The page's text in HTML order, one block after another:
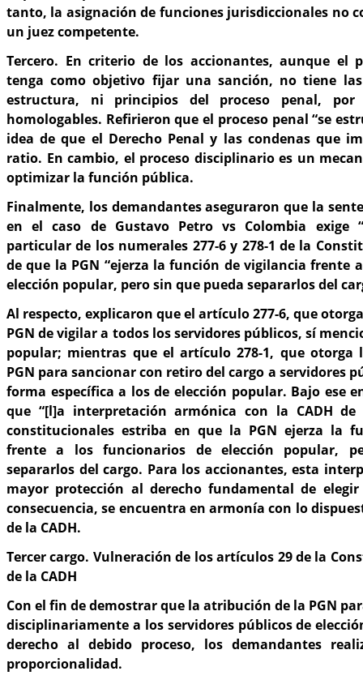
tanto, la asignación de funciones jurisdiccionales no
un juez competente.
Tercero. En criterio de los accionantes, aunque el
tenga como objetivo fijar una sanción, no tiene
estructura, ni principios del proceso penal,
homologables. Refirieron que el proceso penal “se
idea de que el Derecho Penal y las condenas que
ratio. En cambio, el proceso disciplinario es un
optimizar la función pública.
Finalmente, los demandantes aseguraron que la
en el caso de Gustavo Petro vs Colombia exige
particular de los numerales 277-6 y 278-1 de la
de que la PGN “ejerza la función de vigilancia frente
elección popular, pero sin que pueda separarlos del
Al respecto, explicaron que el artículo 277-6, que
PGN de vigilar a todos los servidores públicos, sí
popular; mientras que el artículo 278-1, que otorga
PGN para sancionar con retiro del cargo a servidores
forma específica a los de elección popular. Bajo ese
que “[l]a interpretación armónica con la CADH de
constitucionales estriba en que la PGN ejerza la
frente a los funcionarios de elección popular,
separarlos del cargo. Para los accionantes, esta
mayor protección al derecho fundamental de
consecuencia, se encuentra en armonía con lo
de la CADH.
Tercer cargo. Vulneración de los artículos 29 de la
de la CADH
Con el fin de demostrar que la atribución de la PGN
disciplinariamente a los servidores públicos de
derecho al debido proceso, los demandantes
proporcionalidad.